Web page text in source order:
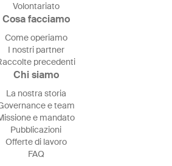
Volontariato
Cosa facciamo
Come operiamo
I nostri partner
precedenti
Chi siamo
La nostra storia
e team
e mandato
Pubblicazioni
Offerte di lavoro
FAQ